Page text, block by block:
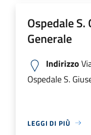
Ospedale S.
Generale
Indirizzo
Ospedale S.
LEGGI DI PIÙ